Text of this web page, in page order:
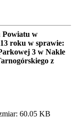
Powiatu w
roku w sprawie:
3 w Nakle
z
60.05 KB